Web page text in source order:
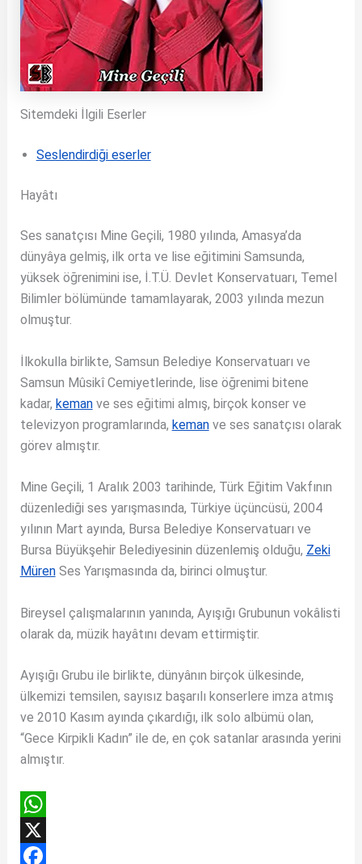
Sitemdeki İlgili Eserler
Seslendirdiği eserler
Hayâtı
Ses sanatçısı Mine Geçili, 1980 yılında, Amasya’da
dünyâya gelmiş, ilk orta ve lise eğitimini Samsunda,
yüksek öğrenimini ise, İ.T.Ü. Devlet Konservatuarı, Temel
Bilimler bölümünde tamamlayarak, 2003 yılında mezun
olmuştur.
İlkokulla birlikte, Samsun Belediye Konservatuarı ve
Samsun Mûsikî Cemiyetlerinde, lise öğrenimi bitene
kadar, kemanve ses eğitimi almış, birçok konser ve
televizyon programlarında, kemanve ses sanatçısı olarak
görev almıştır.
Mine Geçili, 1 Aralık 2003 tarihinde, Türk Eğitim Vakfının
düzenlediği ses yarışmasında, Türkiye üçüncüsü, 2004
yılının Mart ayında, Bursa Belediye Konservatuarı ve
Bursa Büyükşehir Belediyesinin düzenlemiş olduğu, Zeki
MürenSes Yarışmasında da, birinci olmuştur.
Bireysel çalışmalarının yanında, Ayışığı Grubunun vokâlisti
olarak da, müzik hayâtını devam ettirmiştir.
Ayışığı Grubu ile birlikte, dünyânın birçok ülkesinde,
ülkemizi temsilen, sayısız başarılı konserlere imza atmış
ve 2010 Kasım ayında çıkardığı, ilk solo albümü olan,
“Gece Kirpikli Kadın” ile de, en çok satanlar arasında yerini
almıştır.
W
hX